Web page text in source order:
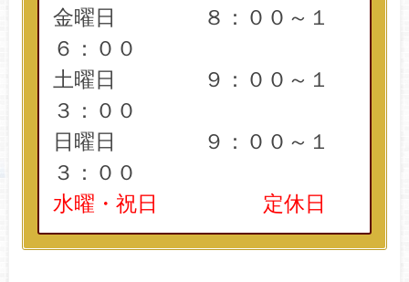
金曜日 ８：００～１
６：００
土曜日 ９：００～１
３：００
日曜日 ９：００～１
３：００
水曜・祝日 定休日